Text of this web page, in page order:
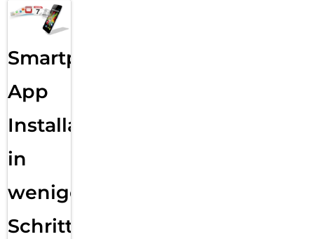
Schreib­tools helfen dir, genau die richtigen Worte zu finden
und deine Kommuni­kation auf ein neues Level zu bringen.
Lass mit nur einem Finger­tipp aus­gewählten Text zusam­
liche Versio­nen um­schreiben, bis der Ton perfekt passt.
Mit dem Bereinigen Tool in der Fotos App ent­fernst du
einfach das, was dich in deinen Fotos stört. Apple
einem Finger­tipp löschen kannst. Für eine perfekte Auf­
Smartphone
App
Installation
in
wenigen
Schritten